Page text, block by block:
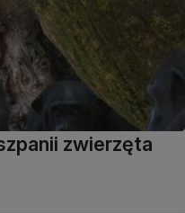
zwierzęta